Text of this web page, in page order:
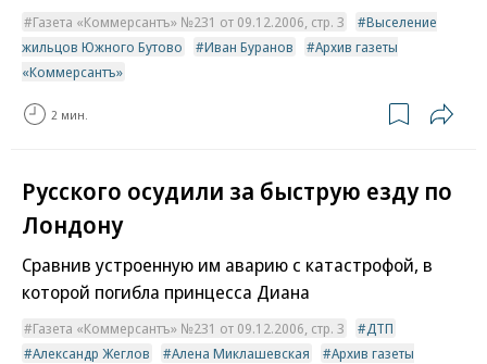
Газета «Коммерсантъ» №231 от 09.12.2006, стр. 3
Выселение
жильцов Южного Бутово
Иван Буранов
Архив газеты
«Коммерсантъ»
2 мин.
Русского осудили за быструю езду по
Лондону
Сравнив устроенную им аварию с катастрофой, в
которой погибла принцесса Диана
Газета «Коммерсантъ» №231 от 09.12.2006, стр. 3
ДТП
Александр Жеглов
Алена Миклашевская
Архив газеты